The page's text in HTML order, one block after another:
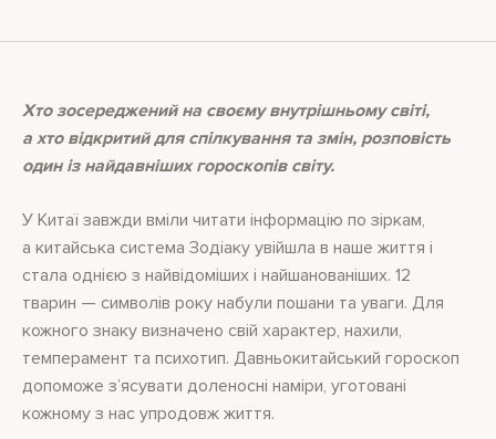
Хто зосереджений на своєму внутрішньому світі,
а хто відкритий для спілкування та змін, розповість
один із найдавніших гороскопів світу.
У Китаї завжди вміли читати інформацію по зіркам,
а китайська система Зодіаку увійшла в наше життя і
стала однією з найвідоміших і найшанованіших. 12
тварин — символів року набули пошани та уваги. Для
кожного знаку визначено свій характер, нахили,
темперамент та психотип. Давньокитайський гороскоп
допоможе з’ясувати доленосні наміри, уготовані
кожному з нас упродовж життя.